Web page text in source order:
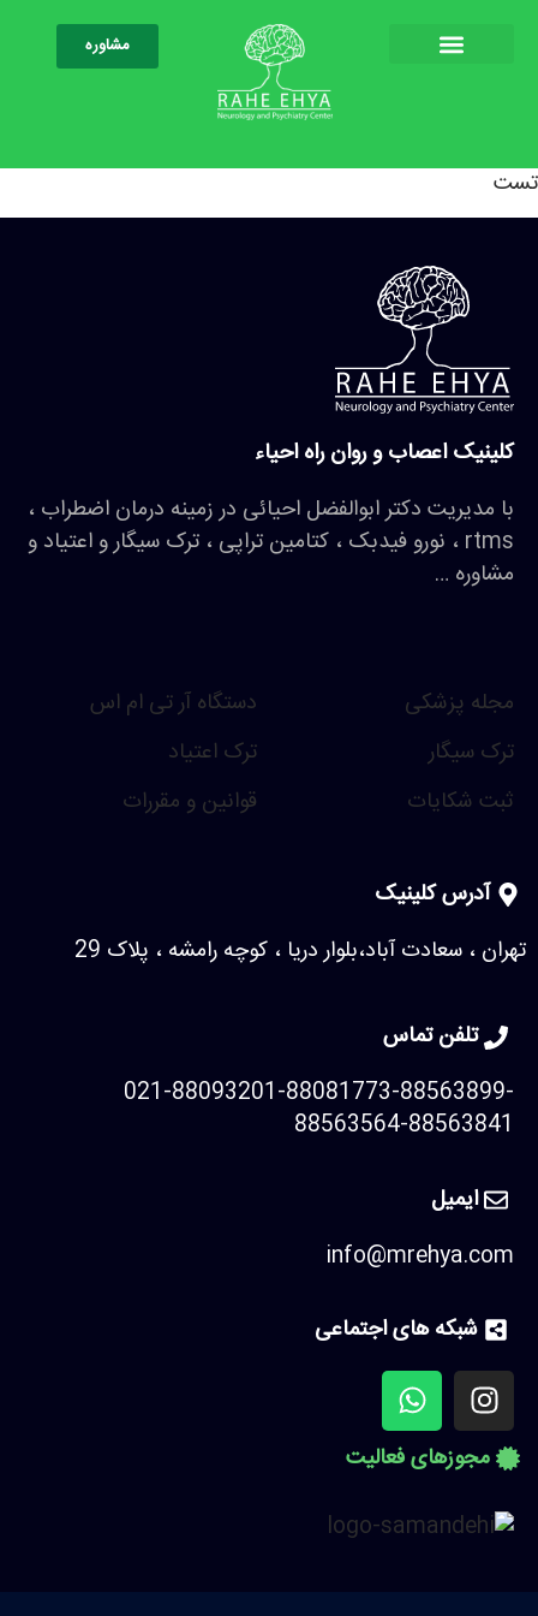
مشاوره
تست
کلینیک اعصاب و روان راه احیاء
با مدیریت دکتر ابوالفضل احیائی در زمینه درمان اضطراب ،
rtms ، نورو فیدبک ، کتامین تراپی ، ترک سیگار و اعتیاد و
مشاوره …
مجله پزشکی
ترک سیگار
ثبت شکایات
دستگاه آر تی ام اس
ترک اعتیاد
قوانین و مقررات
آدرس کلینیک
تهران ، سعادت آباد،بلوار دریا ، کوچه رامشه ، پلاک 29
تلفن تماس
021-88093201-88081773-88563899-
88563564-88563841
ایمیل
info@mrehya.com
شبکه های اجتماعی
مجوزهای فعالیت